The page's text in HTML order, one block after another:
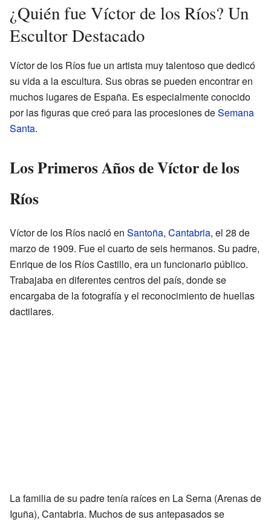
¿Quién fue Víctor de los Ríos? Un
Escultor Destacado
Víctor de los Ríos fue un artista muy talentoso que dedicó
su vida a la escultura. Sus obras se pueden encontrar en
muchos lugares de España. Es especialmente conocido
por las figuras que creó para las procesiones deSemana
Santa.
Los Primeros Años de Víctor de los
Ríos
Víctor de los Ríos nació en Santoña, Cantabria, el 28 de
marzo de 1909. Fue el cuarto de seis hermanos. Su padre,
Enrique de los Ríos Castillo, era un funcionario público.
Trabajaba en diferentes centros del país, donde se
encargaba de la fotografía y el reconocimiento de huellas
dactilares.
La familia de su padre tenía raíces en La Serna (Arenas de
Iguña), Cantabria. Muchos de sus antepasados se